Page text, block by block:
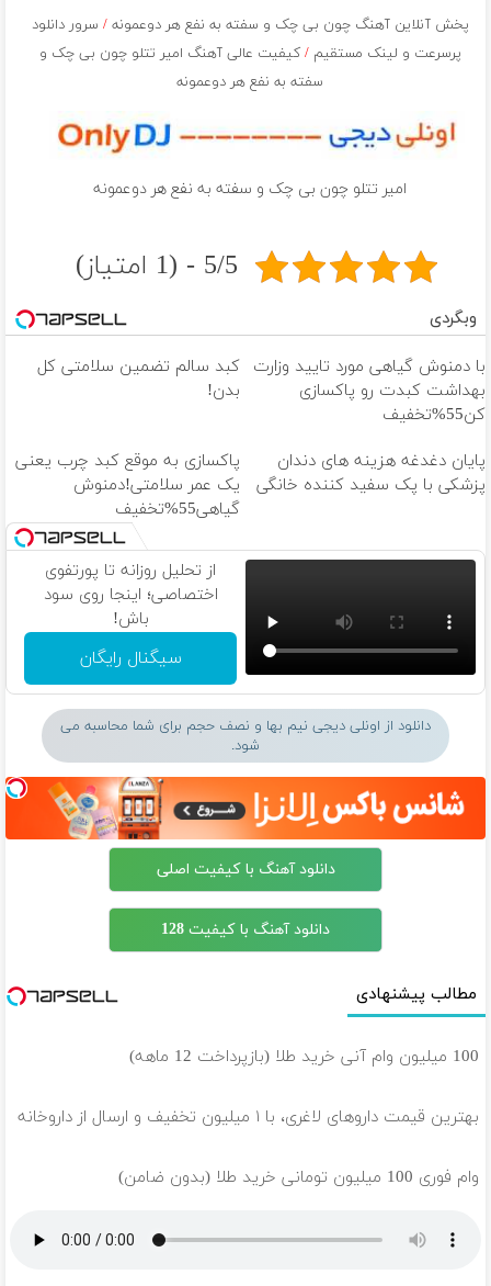
پخش آنلاین آهنگ چون بى چک و سفته به نفع هر دوعمونه/ سرور دانلود
پرسرعت و لینک مستقیم/ کیفیت عالی آهنگ امیر تتلو چون بى چک و
سفته به نفع هر دوعمونه
امیر تتلو چون بى چک و سفته به نفع هر دوعمونه
5/5 - (1 امتیاز)
وبگردی
با دمنوش گیاهی مورد تایید وزارت
بهداشت کبدت رو پاکسازی
کن55%تخفیف
کبد سالم تضمین سلامتی کل
بدن!
پایان دغدغه هزینه های دندان
پزشکی با پک سفید کننده خانگی
پاکسازی به موقع کبد چرب یعنی
یک عمر سلامتی!دمنوش
گیاهی55%تخفیف
از تحلیل روزانه تا پورتفوی
اختصاصی؛ اینجا روی سود
باش!
سیگنال رایگان
دانلود از اونلی دیجی نیم بها و نصف حجم برای شما محاسبه می
شود.
دانلود آهنگ با کیفیت اصلی
دانلود آهنگ با کیفیت 128
مطالب پیشنهادی
100 میلیون وام آنی خرید طلا (بازپرداخت 12 ماهه)
بهترین قیمت داروهای لاغری، با ۱ میلیون تخفیف و ارسال از داروخانه‌
وام فوری 100 میلیون تومانی خرید طلا (بدون ضامن)